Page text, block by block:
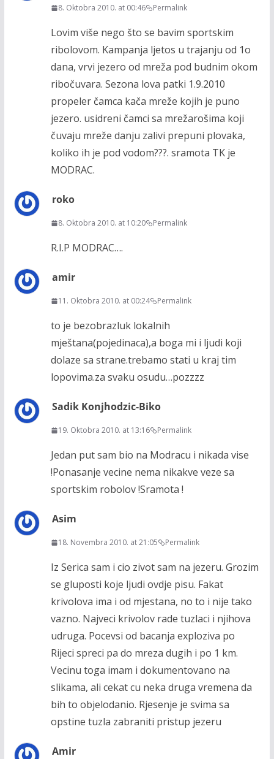
8. Oktobra 2010. at 00:46 Permalink
Lovim više nego što se bavim sportskim
ribolovom. Kampanja ljetos u trajanju od 1o
dana, vrvi jezero od mreža pod budnim okom
ribočuvara. Sezona lova patki 1.9.2010
propeler čamca kača mreže kojih je puno
jezero. usidreni čamci sa mrežarošima koji
čuvaju mreže danju zalivi prepuni plovaka,
koliko ih je pod vodom???. sramota TK je
MODRAC.
roko
8. Oktobra 2010. at 10:20 Permalink
R.I.P MODRAC….
amir
11. Oktobra 2010. at 00:24 Permalink
to je bezobrazluk lokalnih
mještana(pojedinaca),a boga mi i ljudi koji
dolaze sa strane.trebamo stati u kraj tim
lopovima.za svaku osudu…pozzzz
Sadik Konjhodzic-Biko
19. Oktobra 2010. at 13:16 Permalink
Jedan put sam bio na Modracu i nikada vise
!Ponasanje vecine nema nikakve veze sa
sportskim robolov !Sramota !
Asim
18. Novembra 2010. at 21:05 Permalink
Iz Serica sam i cio zivot sam na jezeru. Grozim
se gluposti koje ljudi ovdje pisu. Fakat
krivolova ima i od mjestana, no to i nije tako
vazno. Najveci krivolov rade tuzlaci i njihova
udruga. Pocevsi od bacanja exploziva po
Rijeci spreci pa do mreza dugih i po 1 km.
Vecinu toga imam i dokumentovano na
slikama, ali cekat cu neka druga vremena da
bih to objelodanio. Rjesenje je svima sa
opstine tuzla zabraniti pristup jezeru
Amir